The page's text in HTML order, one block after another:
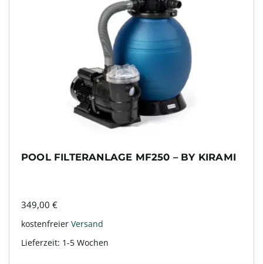
POOL FILTERANLAGE MF250 – BY KIRAMI
349,00 €
kostenfreier Versand
Lieferzeit: 1-5 Wochen